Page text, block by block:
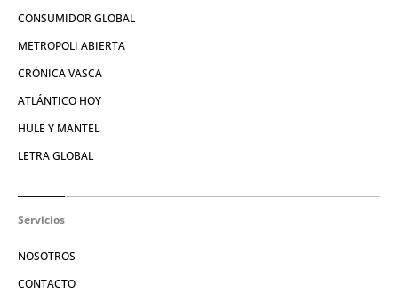
CONSUMIDOR GLOBAL
METROPOLI ABIERTA
CRÓNICA VASCA
ATLÁNTICO HOY
HULE Y MANTEL
LETRA GLOBAL
Servicios
NOSOTROS
CONTACTO